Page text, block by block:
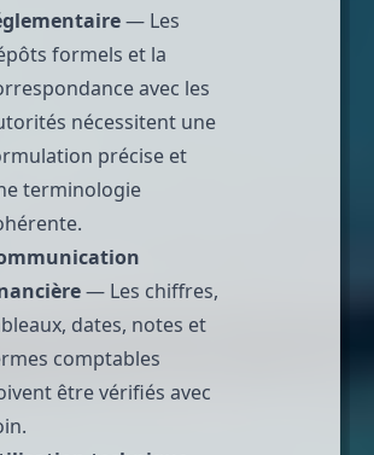
— Les
formels et la
avec les
nécessitent une
précise et
terminologie
— Les chiffres,
dates, notes et
comptables
être vérifiés avec